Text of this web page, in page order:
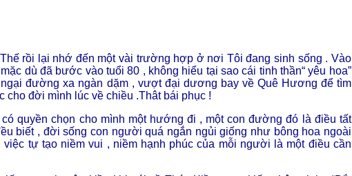
rồi lại nhớ đến một vài trường hợp ở nơi Tôi đang sinh sống . Vào
dù đã bước vào tuổi 80 , không hiểu tại sao cái tinh thần“ yêu hoa”
đường xa ngàn dặm , vượt đại dương bay về Quê Hương để tìm
cho đời mình lúc về chiều .Thât bái phục !
quyền chọn cho mình một hướng đi , một con đường đó là điều tất
biết , đời sống con người quá ngắn ngủi giống như bông hoa ngoài
tự tạo niềm vui , niềm hạnh phúc của mỗi người là một điều cần